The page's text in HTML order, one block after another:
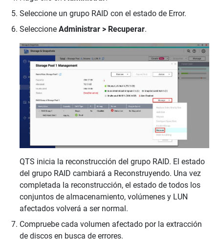
Seleccione un grupo RAID con el estado de Error.
Seleccione Administrar > Recuperar.
QTS inicia la reconstrucción del grupo RAID. El estado
del grupo RAID cambiará a Reconstruyendo. Una vez
completada la reconstrucción, el estado de todos los
conjuntos de almacenamiento, volúmenes y LUN
afectados volverá a ser normal.
Compruebe cada volumen afectado por la extracción
de discos en busca de errores.